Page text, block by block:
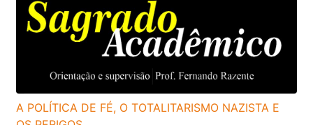
A POLÍTICA DE FÉ, O TOTALITARISMO NAZISTA E